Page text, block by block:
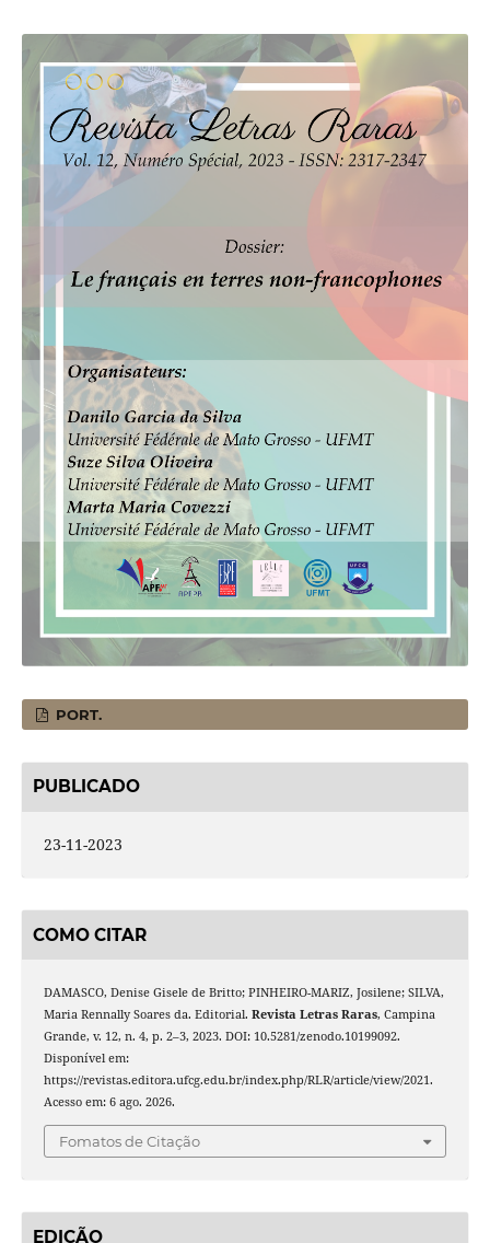
PORT.
PUBLICADO
23-11-2023
COMO CITAR
DAMASCO, Denise Gisele de Britto; PINHEIRO-MARIZ, Josilene; SILVA,
Maria Rennally Soares da. Editorial. Revista Letras Raras, Campina
Grande, v. 12, n. 4, p. 2–3, 2023. DOI: 10.5281/zenodo.10199092.
Disponível em:
https://revistas.editora.ufcg.edu.br/index.php/RLR/article/view/2021.
Acesso em: 6 ago. 2026.
Fomatos de Citação
EDIÇÃO